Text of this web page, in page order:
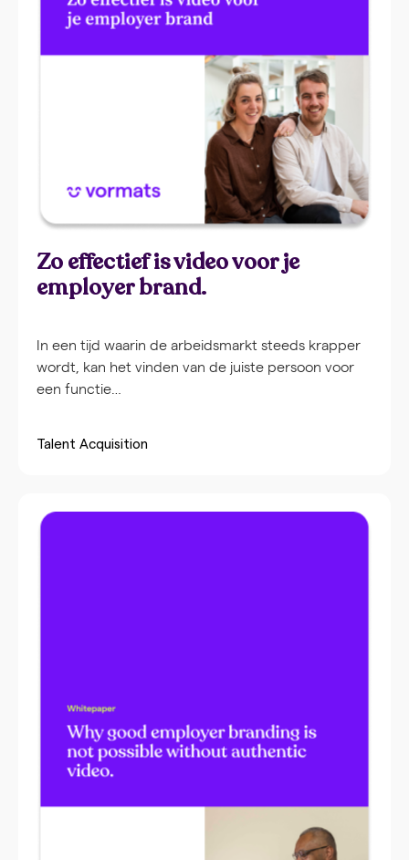
Zo effectief is video voor je
employer brand.
In een tijd waarin de arbeidsmarkt steeds krapper
wordt, kan het vinden van de juiste persoon voor
een functie…
Talent Acquisition